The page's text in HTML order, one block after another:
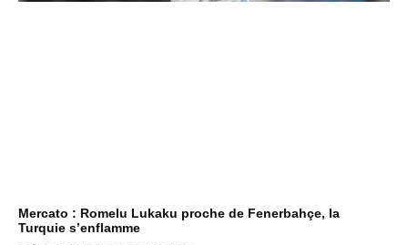
Mercato : Romelu Lukaku proche de Fenerbahçe, la
Turquie s’enflamme